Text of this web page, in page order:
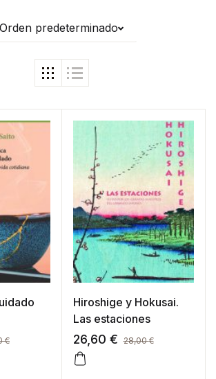
Orden predeterminado
€
Hiroshige y Hokusai.
Las estaciones
26,60 € 28,00€